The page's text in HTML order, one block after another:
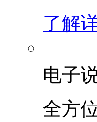
了解
电子
全方位